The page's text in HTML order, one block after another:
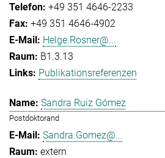
+49 351 4646-2233
+49 351 4646-4902
Helge.Rosner@...
B1.3.13
Publikationsreferenzen
Sandra Ruiz Gómez
Postdoktorand
Sandra.Gomez@...
extern